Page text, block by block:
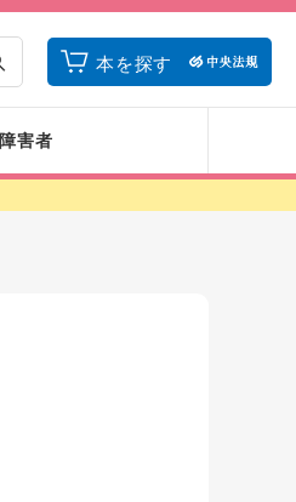
本を探す
障害者